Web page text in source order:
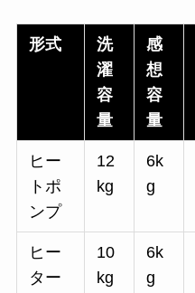
形式
洗
濯
容
量
感
想
容
量
ヒー
トポ
ンプ
12
kg
6k
g
ヒー
ター
10
kg
6k
g